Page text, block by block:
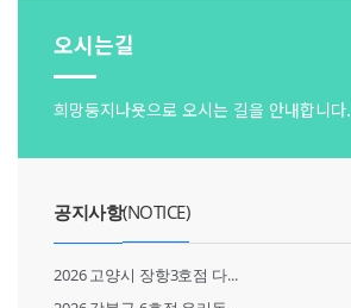
오시는길
희망둥지나욧으로 오시는 길을 안내합니다.
공지사항(NOTICE)
2026 고양시 장항3호점 다...